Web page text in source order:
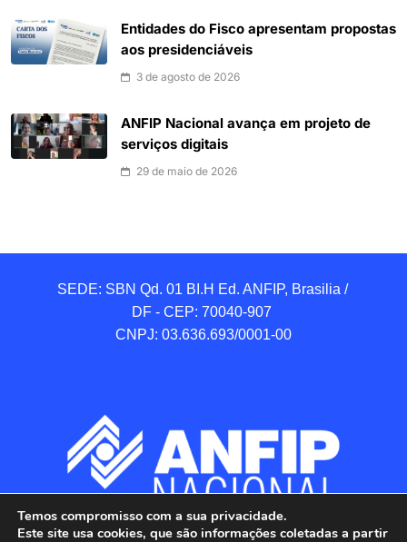
Entidades do Fisco apresentam propostas
aos presidenciáveis
3 de agosto de 2026
ANFIP Nacional avança em projeto de
serviços digitais
29 de maio de 2026
SEDE: SBN Qd. 01 BI.H Ed. ANFIP, Brasilia /
DF - CEP: 70040-907
CNPJ: 03.636.693/0001-00
Temos compromisso com a sua privacidade.
Este site usa cookies, que são informações coletadas a partir